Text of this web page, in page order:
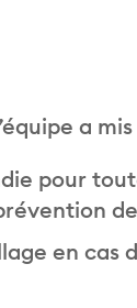
a
pour
en cas